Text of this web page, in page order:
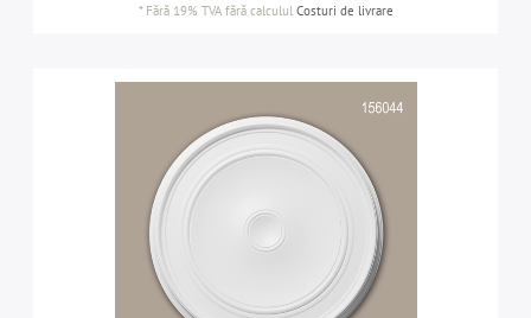
* Fără 19% TVAfără calculul Costuri de livrare